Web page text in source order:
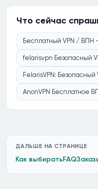
Что сейчас
Бесплатный VPN / ВПН
felarisvpn Безопасный
FelarisVPN: Безопасный
AnonVPN Бесплатное
ДАЛЬШЕ НА СТРАНИЦЕ
Как выбиратьFAQ